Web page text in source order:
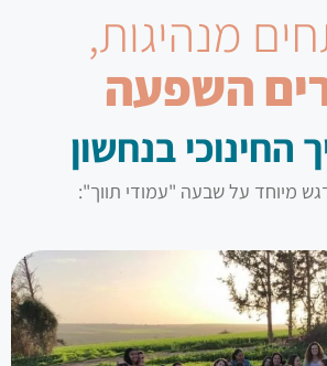
מנהיגות,
השפעה
החינוכי בנחשון
מיוחד על שבעה "עמודי תווך":